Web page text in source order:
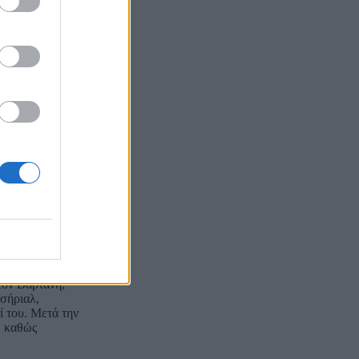
αρκούντως
γνωστή
στην
ως
και το
πρωτόγνωρη
θα
σε μία
Βαρτάνη,
του. Μετά την
καθώς